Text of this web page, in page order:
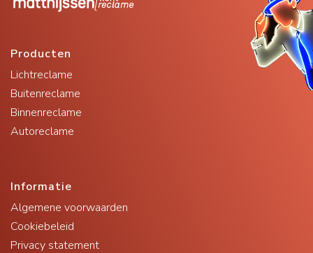
Producten
Lichtreclame
Buitenreclame
Binnenreclame
Autoreclame
Informatie
Algemene voorwaarden
Cookiebeleid
Privacy statement